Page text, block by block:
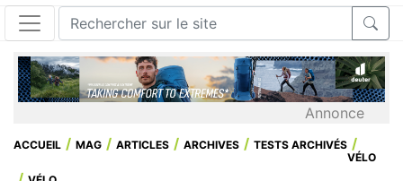
Annonce
ACCUEIL MAG ARTICLES ARCHIVES
TESTS ARCHIVÉS
VÉLO